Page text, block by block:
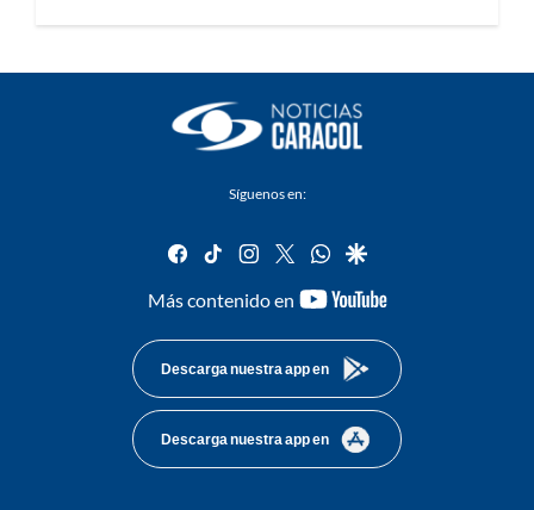
Síguenos en:
facebook
tiktok instagram
twitterwhatsapp
google
Más contenido en
youtube-
Descarga nuestra app en
Descarga nuestra app en